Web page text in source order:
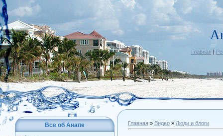
Главная |
Все об Анапе Главная » Видео » Люди и блоги